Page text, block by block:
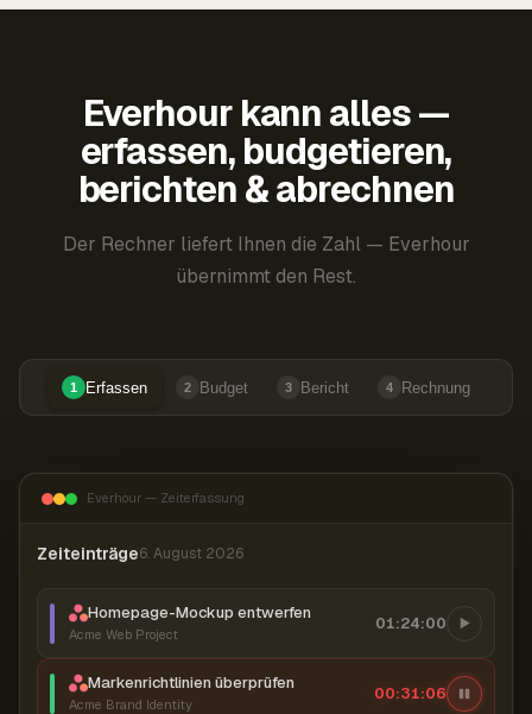
Everhour kann alles —
erfassen, budgetieren,
berichten & abrechnen
Der Rechner liefert Ihnen die Zahl — Everhour
übernimmt den Rest.
1 Erfassen 2 Budget 3 Bericht 4 Rechnung
Everhour — Zeiterfassung
Zeiteinträge6. August 2026
Homepage-Mockup entwerfen
Acme Web Project
01:24:00
Markenrichtlinien überprüfen
Acme Brand Identity
00:31:07